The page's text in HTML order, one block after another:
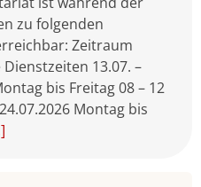
zu folgenden
Zeitraum
13.07. –
bis Freitag 08 – 12
Montag bis